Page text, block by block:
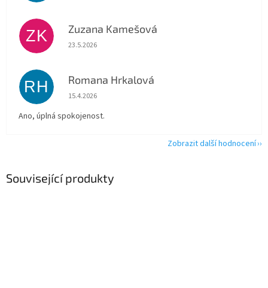
Související produkty
ZK Zuzana Kamešová
Hodnocení obchodu je 5 z 5 hvězdiček.
23.5.2026
RH Romana Hrkalová
Hodnocení obchodu je 5 z 5 hvězdiček.
15.4.2026
Ano, úplná spokojenost.
Zobrazit další hodnocení